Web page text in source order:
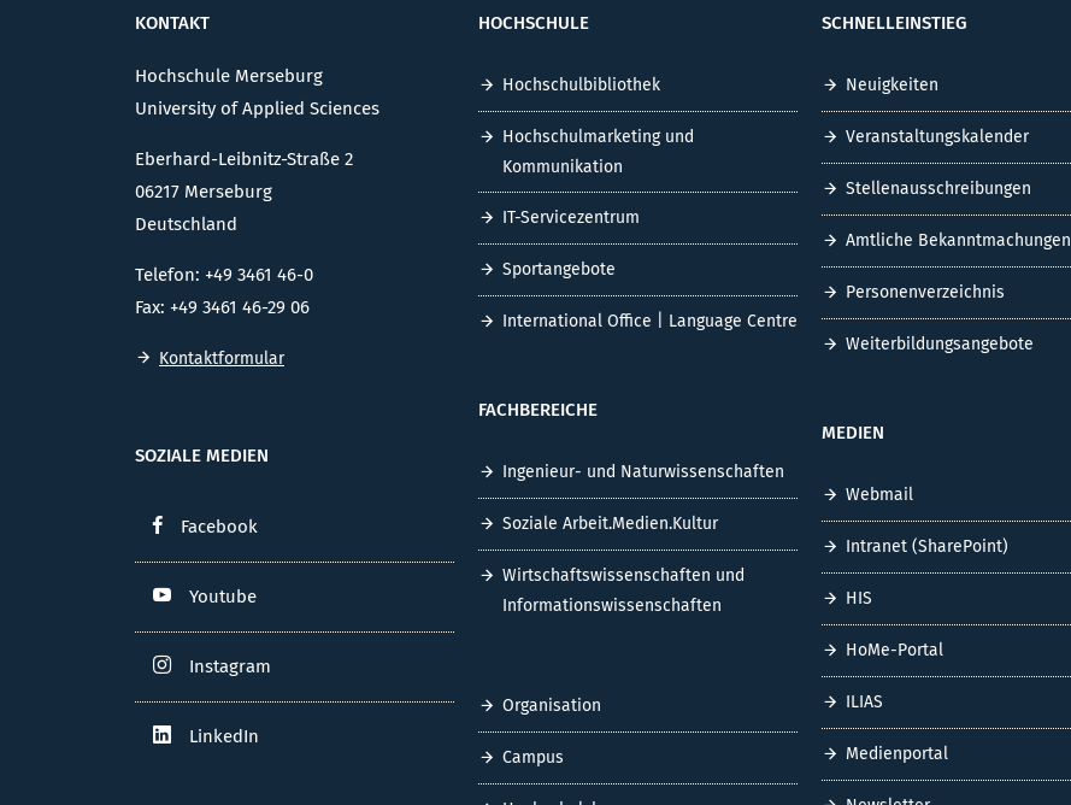
KONTAKT
Hochschule Merseburg
University of Applied Sciences
Eberhard-Leibnitz-Straße 2
06217 Merseburg
Deutschland
Telefon: +49 3461 46-0
Fax: +49 3461 46-29 06
Kontaktformular
SOZIALE MEDIEN
Facebook
Youtube
Instagram
LinkedIn
HOCHSCHULE
Hochschulbibliothek
Hochschulmarketing und
Kommunikation
IT-Servicezentrum
Sportangebote
International Office | Language Centre
FACHBEREICHE
Ingenieur- und Naturwissenschaften
Soziale Arbeit.Medien.Kultur
Wirtschaftswissenschaften und
Informationswissenschaften
Organisation
Campus
SCHNELLEINSTIEG
Neuigkeiten
Veranstaltungskalender
Stellenausschreibungen
Amtliche Bekanntmachungen
Personenverzeichnis
Weiterbildungsangebote
MEDIEN
Webmail
Intranet (SharePoint)
HIS
HoMe-Portal
ILIAS
Medienportal